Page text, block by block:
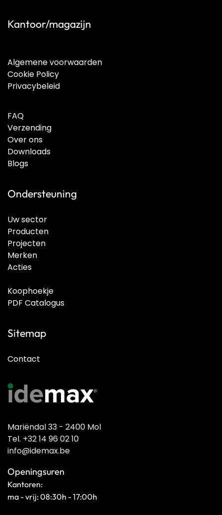
Kantoor/magazijn
Algemene voorwaarden
Cookie Policy
Privacybeleid
FAQ
Verzending
Over ons
Downloads
Blogs
Ondersteuning
Uw sector
Producten
Projecten
Merken
Acties
Koophoekje
PDF Catalogus
Sitemap
Contact
Mariëndal 33 - 2400 Mol
Tel. +32 14 96 02 10
info@idemax.be
Openingsuren
Kantoren:
ma - vrij: 08:30h - 17:00h